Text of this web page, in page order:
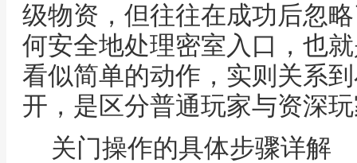
级物资，但往往在成功后忽
何安全地处理密室入口，也
看似简单的动作，实则关系
开，是区分普通玩家与资深
关门操作的具体步骤详解